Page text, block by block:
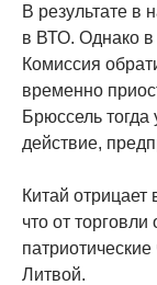
В результате в
в ВТО. Однако в
Комиссия
временно
Брюссель тогда
действие,
Китай отрицает
что от
Литвой.